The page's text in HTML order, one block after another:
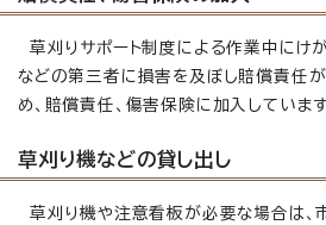
草刈りサポート制度による作業中にけ
などの第三者に損害を及ぼし賠償責任
め、賠償責任、傷害保険に加入しています
草刈り機などの貸し出し
草刈り機や注意看板が必要な場合は、